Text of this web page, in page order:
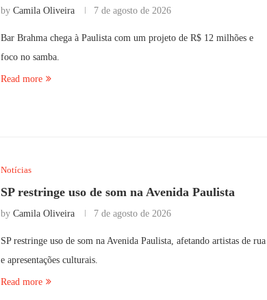
by Camila Oliveira 7 de agosto de 2026
Bar Brahma chega à Paulista com um projeto de R$ 12 milhões e
foco no samba.
Read more
Notícias
SP restringe uso de som na Avenida Paulista
by Camila Oliveira 7 de agosto de 2026
SP restringe uso de som na Avenida Paulista, afetando artistas de rua
e apresentações culturais.
Read more